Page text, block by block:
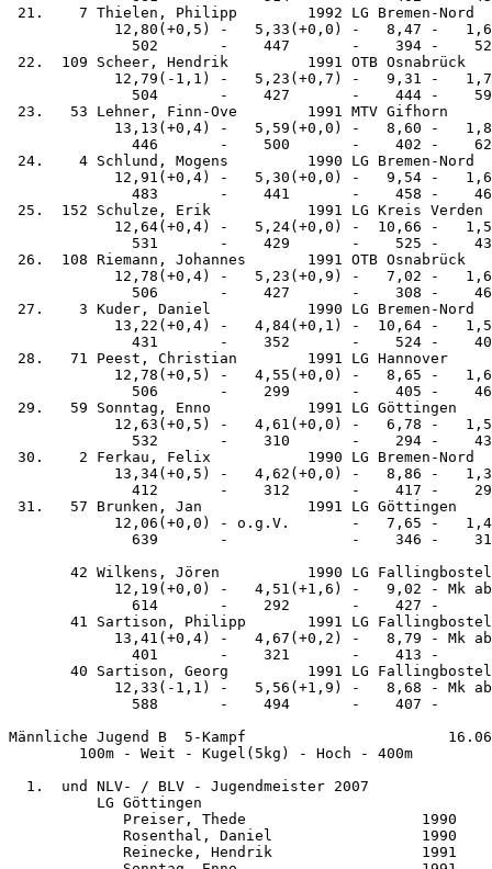
21.    7 Thielen, Philipp        1992 LG Bremen-
12,80(+0,5) -   5,33(+0,0) -   8,47 -
502       -    447       -    394 -
22.  109 Scheer, Hendrik         1991 OTB
12,79(-1,1) -   5,23(+0,7) -   9,31 -
504       -    427       -    444 -
23.   53 Lehner, Finn-Ove        1991 MTV
13,13(+0,4) -   5,59(+0,0) -   8,60 -
446       -    500       -    402 -
24.    4 Schlund, Mogens         1990 LG Bremen-
12,91(+0,4) -   5,30(+0,0) -   9,54 -
483       -    441       -    458 -
25.  152 Schulze, Erik           1991 LG Kreis
12,64(+0,4) -   5,24(+0,0) -  10,66 -
531       -    429       -    525 -
26.  108 Riemann, Johannes       1991 OTB
12,78(+0,4) -   5,23(+0,9) -   7,02 -
506       -    427       -    308 -
27.    3 Kuder, Daniel           1990 LG Bremen-
13,22(+0,4) -   4,84(+0,1) -  10,64 -
431       -    352       -    524 -
28.   71 Peest, Christian        1991 LG
12,78(+0,5) -   4,55(+0,0) -   8,65 -
506       -    299       -    405 -
29.   59 Sonntag, Enno           1991 LG
12,63(+0,5) -   4,61(+0,0) -   6,78 -
532       -    310       -    294 -
30.    2 Ferkau, Felix           1990 LG Bremen-
13,34(+0,5) -   4,62(+0,0) -   8,86 -
412       -    312       -    417 -
31.   57 Brunken, Jan            1991 LG
12,06(+0,0) - o.g.V.       -   7,65 -
639       -              -    346 -
42 Wilkens, Jören          1990 LG
12,19(+0,0) -   4,51(+1,6) -   9,02 - Mk
614       -    292       -
41 Sartison, Philipp       1991 LG
13,41(+0,4) -   4,67(+0,2) -   8,79 - Mk
401       -    321       -
40 Sartison, Georg         1991 LG
12,33(-1,1) -   5,56(+1,9) -   8,68 - Mk
588       -    494       -
Männliche Jugend B  5-Kampf
        100m - Weit - Kugel(5kg) - Hoch - 400m
  1.  und NLV- / BLV - Jugendmeister 2007
LG Göttingen
Preiser, Thede                    1990
Rosenthal, Daniel                 1990
Reinecke, Hendrik                 1991